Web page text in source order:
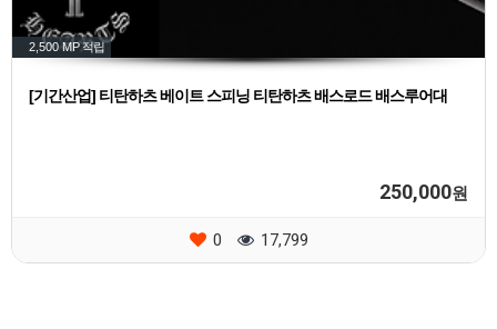
2,500 MP적립
[기간산업] 티탄하츠 베이트 스피닝 티탄하츠 배스로드 배스루어대
250,000원
0 17,799